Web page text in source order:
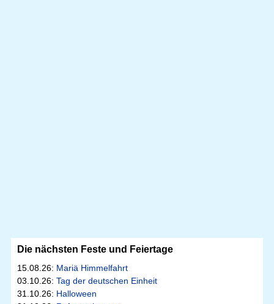
Die nächsten Feste und Feiertage
15.08.26: Mariä Himmelfahrt
03.10.26: Tag der deutschen Einheit
31.10.26: Halloween